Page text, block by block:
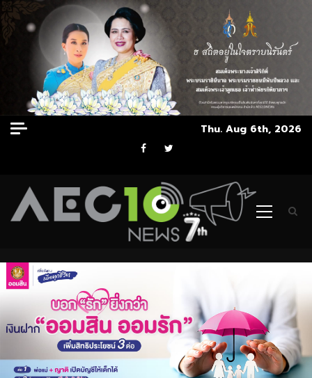
Skip
to
Thu. Aug 6th, 2026
Facebook
Twitter
Primary